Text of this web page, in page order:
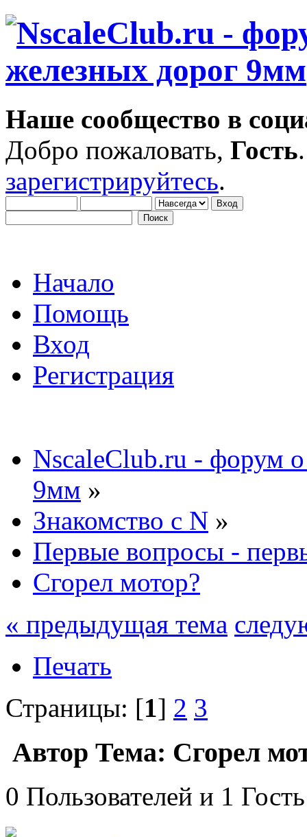
Наше сообщество в
Добро пожаловать, Гость
зарегистрируйтесь.
Начало
Помощь
Вход
Регистрация
NscaleClub.ru - форум
9мм »
Знакомство с N »
Первые вопросы -
Сгорел мотор?
« предыдущая тема
Печать
Страницы: [1] 2 3
Автор Тема: Сгорел
0 Пользователей и 1